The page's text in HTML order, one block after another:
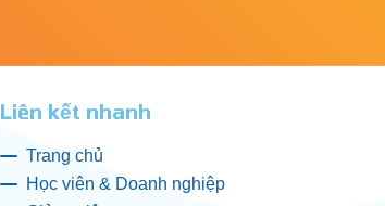
Liên kết nhanh
Trang chủ
Học viên & Doanh nghiệp